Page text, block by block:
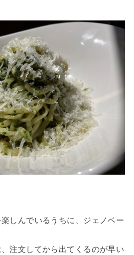
しんでいるうちに、ジェノベー
注文してから出てくるのが早い